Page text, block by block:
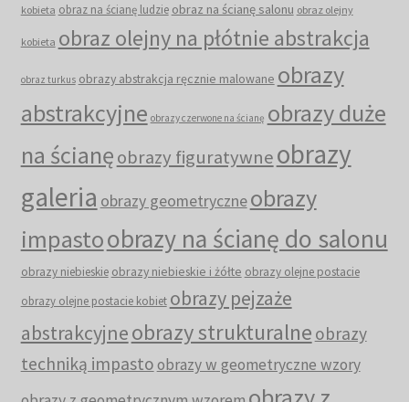
kobieta obraz na ścianę ludzie obraz na ścianę salonu obraz olejny
kobieta obraz olejny na płótnie abstrakcja
obraz turkus obrazy abstrakcja ręcznie malowane obrazy
abstrakcyjne obrazy czerwone na ścianę obrazy duże
na ścianęobrazy figuratywneobrazy
galeria obrazy geometryczneobrazy
impastoobrazy na ścianę do salonu
obrazy niebieskie obrazy niebieskie i żółte obrazy olejne postacie
obrazy olejne postacie kobiet obrazy pejzaże
abstrakcyjneobrazy strukturalne obrazy
techniką impastoobrazy w geometryczne wzory